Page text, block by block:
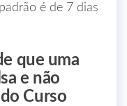
é de 7 dias
que uma
e não
Curso